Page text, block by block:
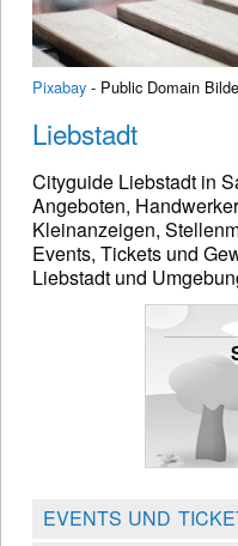
Pixabay - Public Domain
Liebstadt
Cityguide Liebstadt in
Angeboten,
Kleinanzeigen,
Events, Tickets und
Liebstadt und
EVENTS UND